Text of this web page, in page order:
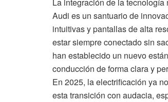
La integración de la
Audi es un santuario de
intuitivas y pantallas de alta
estar siempre conectado sin
han establecido un nuevo
conducción de forma clara y
En 2025, la electrificación ya
esta transición con audacia,